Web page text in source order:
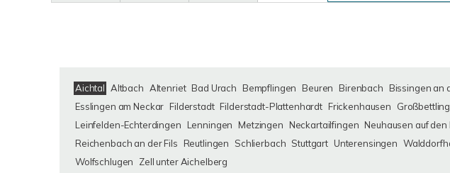
Aichtal Altbach Altenriet Bad Urach Bempflingen Beuren Birenbach Bissingen an
Esslingen am Neckar Filderstadt Filderstadt-Plattenhardt Frickenhausen
Leinfelden-Echterdingen
Lenningen Metzingen Neckartailfingen Neuhausen auf den
Reichenbach an der Fils
Reutlingen Schlierbach Stuttgart Unterensingen
Wolfschlugen
Zell unter Aichelberg